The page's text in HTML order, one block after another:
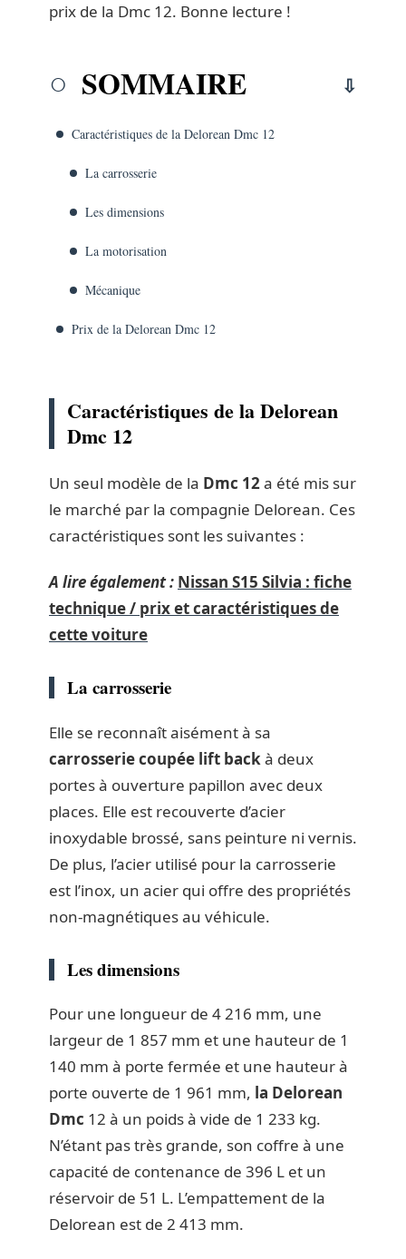
prix de la Dmc 12. Bonne lecture !
SOMMAIRE
Caractéristiques de la Delorean Dmc 12
La carrosserie
Les dimensions
La motorisation
Mécanique
Prix de la Delorean Dmc 12
Caractéristiques de la Delorean
Dmc 12
Un seul modèle de la Dmc 12a été mis sur
le marché par la compagnie Delorean. Ces
caractéristiques sont les suivantes :
A lire également : Nissan S15 Silvia : fiche
technique / prix et caractéristiques de
cette voiture
La carrosserie
Elle se reconnaît aisément à sa
carrosserie coupée lift back à deux
portes à ouverture papillon avec deux
places. Elle est recouverte d’acier
inoxydable brossé, sans peinture ni vernis.
De plus, l’acier utilisé pour la carrosserie
est l’inox, un acier qui offre des propriétés
non-magnétiques au véhicule.
Les dimensions
Pour une longueur de 4 216 mm, une
largeur de 1 857 mm et une hauteur de 1
140 mm à porte fermée et une hauteur à
porte ouverte de 1 961 mm, la Delorean
Dmc 12 à un poids à vide de 1 233 kg.
N’étant pas très grande, son coffre à une
capacité de contenance de 396 L et un
réservoir de 51 L. L’empattement de la
Delorean est de 2 413 mm.